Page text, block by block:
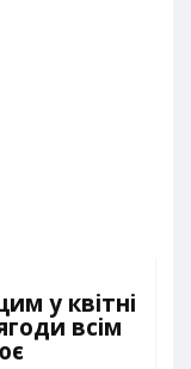
у квітні
всім